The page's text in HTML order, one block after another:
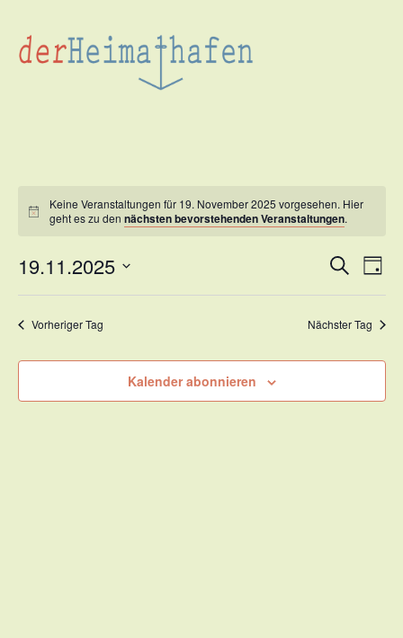
Keine Veranstaltungen für 19. November 2025 vorgesehen. Hier
geht es zu dennächsten bevorstehenden Veranstaltungen.
und
Suche
Tag
19.11.2025
Datum
wählen.
Vorheriger Tag Nächster Tag
Kalender abonnieren